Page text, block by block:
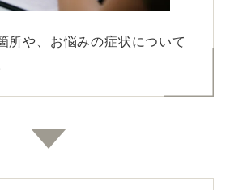
所や、お悩みの症状について